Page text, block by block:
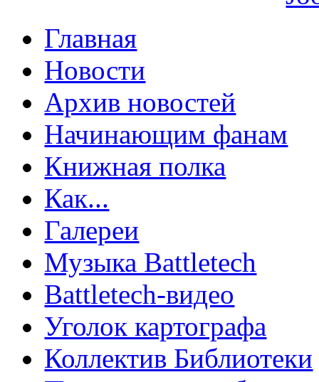
Главная
Новости
Архив новостей
Начинающим фанам
Книжная полка
Как...
Галереи
Музыка Battletech
Battletech-видео
Уголок картографа
Коллектив Библиотеки